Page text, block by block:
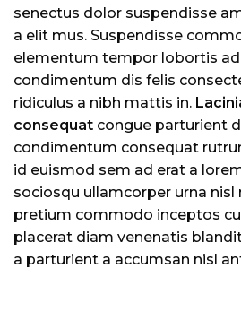
senectus dolor suspendisse
a elit mus. Suspendisse
elementum tempor lobortis
condimentum dis felis
ridiculus a nibh mattis in.
consequat congue parturient
condimentum consequat
id euismod sem ad erat a
sociosqu ullamcorper urna
pretium commodo inceptos
placerat diam venenatis
a parturient a accumsan nisl